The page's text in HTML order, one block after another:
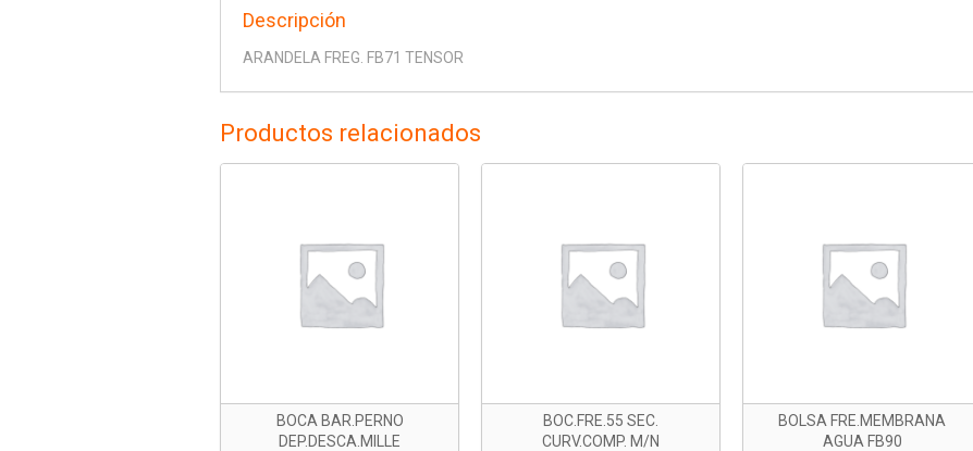
Descripción
ARANDELA FREG. FB71 TENSOR
Productos relacionados
BOCA BAR.PERNO
DEP.DESCA.MILLE
BOC.FRE.55 SEC.
CURV.COMP. M/N
BOLSA FRE.MEMBRANA
AGUA FB90